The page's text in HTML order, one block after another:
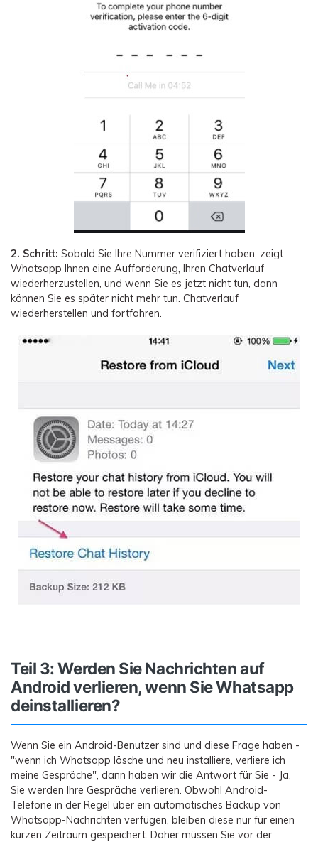
2. Schritt: Sobald Sie Ihre Nummer verifiziert haben, zeigt
Whatsapp Ihnen eine Aufforderung, Ihren Chatverlauf
wiederherzustellen, und wenn Sie es jetzt nicht tun, dann
können Sie es später nicht mehr tun. Chatverlauf
wiederherstellen und fortfahren.
Teil 3: Werden Sie Nachrichten auf
Android verlieren, wenn Sie Whatsapp
deinstallieren?
Wenn Sie ein Android-Benutzer sind und diese Frage haben -
"wenn ich Whatsapp lösche und neu installiere, verliere ich
meine Gespräche", dann haben wir die Antwort für Sie - Ja,
Sie werden Ihre Gespräche verlieren. Obwohl Android-
Telefone in der Regel über ein automatisches Backup von
Whatsapp-Nachrichten verfügen, bleiben diese nur für einen
kurzen Zeitraum gespeichert. Daher müssen Sie vor der